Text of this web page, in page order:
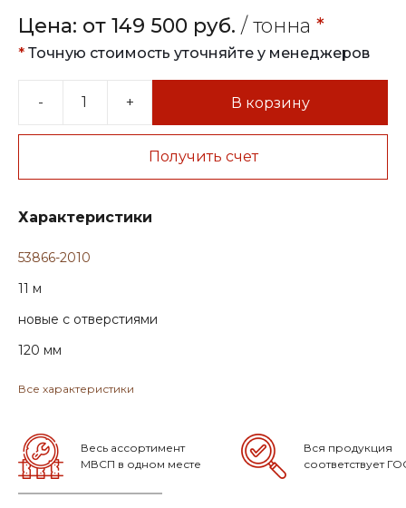
Цена: от 149 500 руб. / тонна *
* Точную стоимость уточняйте у менеджеров
- + В корзину
Получить счет
Характеристики
53866-2010
11 м
новые с отверстиями
120 мм
Все характеристики
Весь ассортимент
МВСП в одном месте
Вся продукция
соответствует